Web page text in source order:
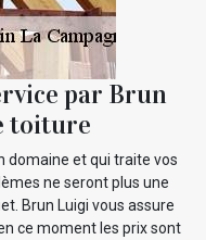
par Brun
toiture
domaine et qui traite vos
ne seront plus une
Brun Luigi vous assure
ce moment les prix sont